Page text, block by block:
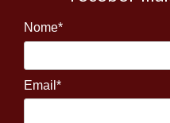
Nome*
Email*